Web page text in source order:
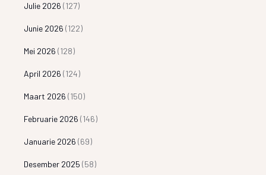
Julie 2026 (127)
Junie 2026 (122)
Mei 2026 (128)
April 2026 (124)
Maart 2026 (150)
Februarie 2026 (146)
Januarie 2026 (69)
Desember 2025 (58)